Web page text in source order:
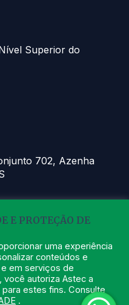
Superior do
702, Azenha
– 16:30h
E PROTEÇÃO DE
uma experiência
conteúdos e
em serviços de
autoriza Astec a
estes fins. Consulte
.